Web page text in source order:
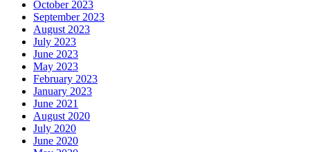
October 2023
September 2023
August 2023
July 2023
June 2023
May 2023
February 2023
January 2023
June 2021
August 2020
July 2020
June 2020